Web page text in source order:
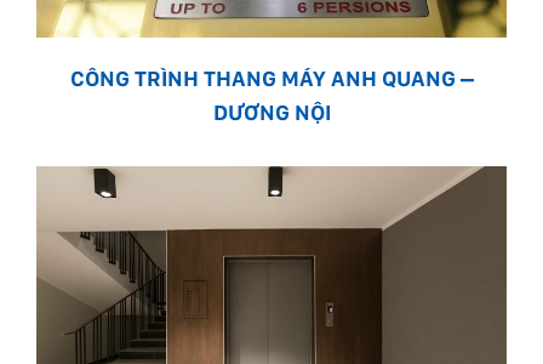
CÔNG TRÌNH THANG MÁY ANH QUANG –
DƯƠNG NỘI